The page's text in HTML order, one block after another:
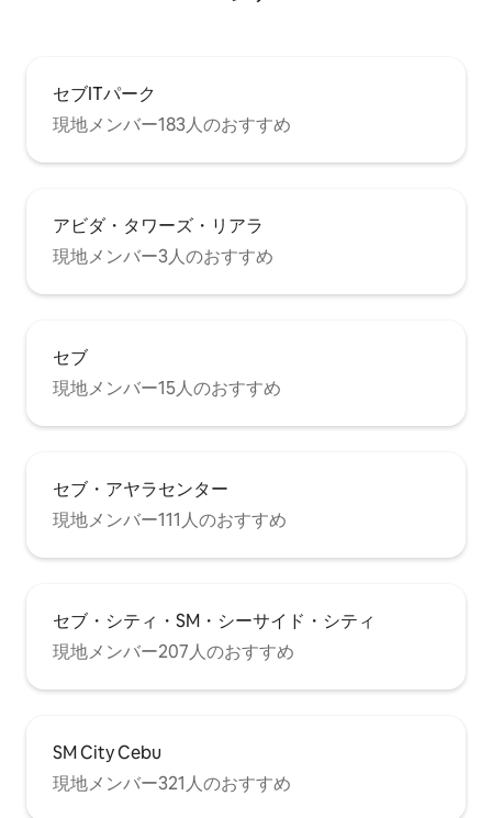
セブITパーク
現地メンバー183人のおすすめ
アビダ・タワーズ・リアラ
現地メンバー3人のおすすめ
セブ
現地メンバー15人のおすすめ
セブ・アヤラセンター
現地メンバー111人のおすすめ
セブ・シティ・SM・シーサイド・シティ
現地メンバー207人のおすすめ
SM City Cebu
現地メンバー321人のおすすめ